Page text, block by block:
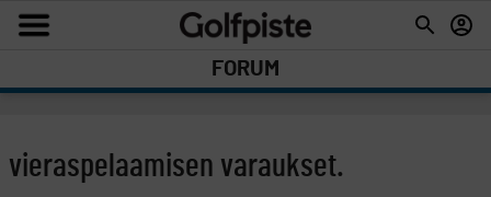
FORUM
vieraspelaamisen varaukset.